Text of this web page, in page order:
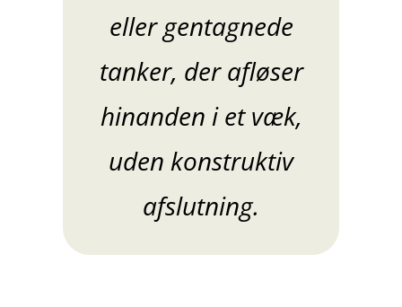
eller gentagnede
tanker, der afløser
hinanden i et væk,
uden konstruktiv
afslutning.